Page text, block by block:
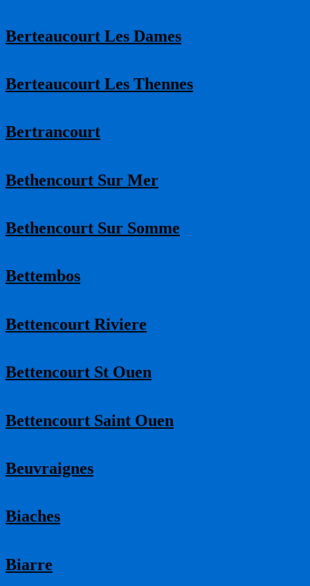
Berteaucourt Les Dames
Berteaucourt Les Thennes
Bertrancourt
Bethencourt Sur Mer
Bethencourt Sur Somme
Bettembos
Bettencourt Riviere
Bettencourt St Ouen
Bettencourt Saint Ouen
Beuvraignes
Biaches
Biarre